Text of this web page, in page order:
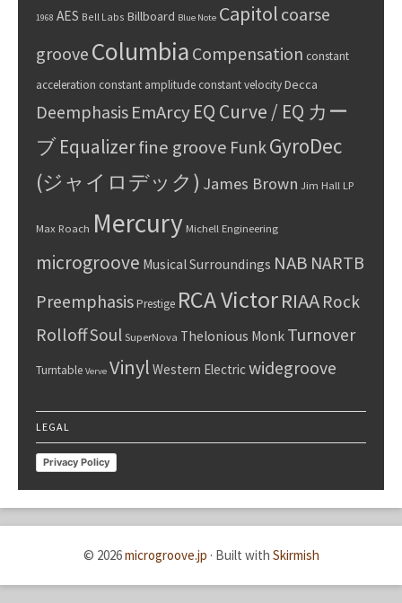
1968 AES Bell Labs Billboard Blue Note Capitol coarse
groove Columbia Compensation constant
acceleration constant amplitude constant velocityDecca
Deemphasis EmArcyEQ Curve / EQ カー
ブEqualizerfine groove FunkGyroDec
(ジャイロデック) James Brown Jim Hall LP
Max Roach Mercury Michell Engineering
microgroove Musical Surroundings NAB NARTB
PreemphasisPrestige RCA VictorRIAA Rock
RolloffSoul SuperNova Thelonious Monk Turnover
Turntable Verve Vinyl Western Electricwidegroove
LEGAL
Privacy Policy
© 2026microgroove.jp · Built with Skirmish